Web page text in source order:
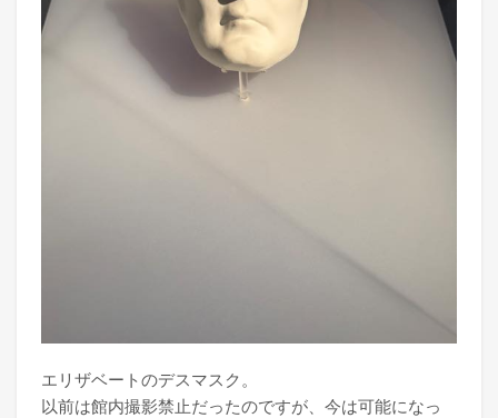
エリザベートのデスマスク。
以前は館内撮影禁止だったのですが、今は可能になっ